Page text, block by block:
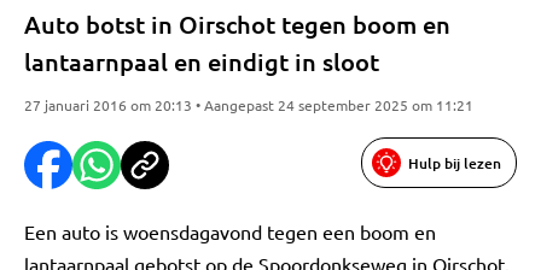
Auto botst in Oirschot tegen boom en
lantaarnpaal en eindigt in sloot
27 januari 2016 om 20:13 • Aangepast 24 september 2025 om 11:21
Hulp bij lezen
Een auto is woensdagavond tegen een boom en
lantaarnpaal gebotst op de Spoordonkseweg in Oirschot.